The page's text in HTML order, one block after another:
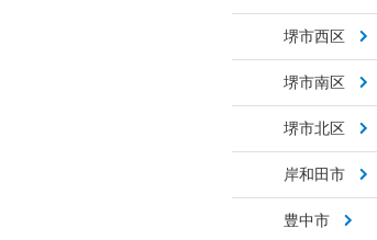
堺市西区
堺市南区
堺市北区
岸和田市
豊中市